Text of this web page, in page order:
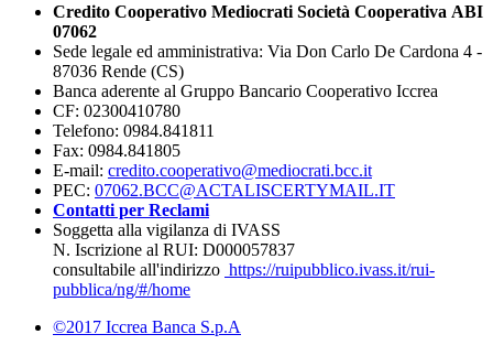
Credito Cooperativo Mediocrati Società Cooperativa ABI
07062
Sede legale ed amministrativa: Via Don Carlo De Cardona 4 -
87036 Rende (CS)
Banca aderente al Gruppo Bancario Cooperativo Iccrea
CF: 02300410780
Telefono: 0984.841811
Fax: 0984.841805
E-mail: credito.cooperativo@mediocrati.bcc.it
PEC: 07062.BCC@ACTALISCERTYMAIL.IT
Contatti per Reclami
Soggetta alla vigilanza di IVASS
N. Iscrizione al RUI: D000057837
consultabile all'indirizzo https://ruipubblico.ivass.it/rui-
pubblica/ng/#/home
©2017 Iccrea Banca S.p.A